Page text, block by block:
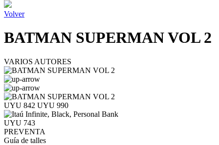
Volver
BATMAN SUPERMAN VOL 2
VARIOS AUTORES
UYU 842 UYU 990
UYU 743
PREVENTA
Guía de talles